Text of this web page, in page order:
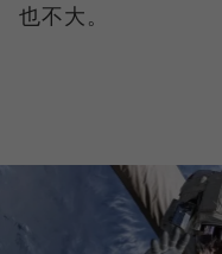
也不大。